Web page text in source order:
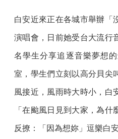
白安近來正在各城市舉辦「
演唱會，日前她受台大流行
名學生分享追逐音樂夢想
室，學生們立刻以高分貝尖
風接近，風雨時大時小，白
「在颱風日見到大家，為
反撩：「因為想妳」逗樂白安